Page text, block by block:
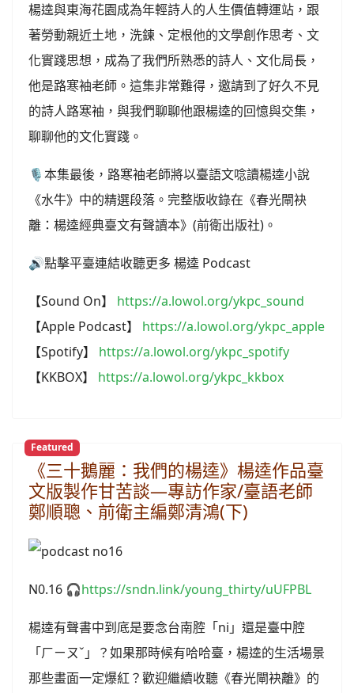
楊逵與東海花園成為年輕詩人的人生價值轉運站，跟
著勞動親近土地，洗鍊、定根他的文學創作思考、文
化實踐思想，成為了我們所熟悉的詩人、文化局長，
他是路寒袖老師。這集非常難得，邀請到了好久不見
的詩人路寒袖，與我們聊聊他跟楊逵的回憶與交集，
聊聊他的文化實踐。
🎙️本集最後，路寒袖老師將以臺語文唸讀楊逵小說
《水牛》中的精選段落。完整版收錄在《春光閘袂
離：楊逵經典臺文有聲讀本》(前衛出版社)。
🔊點擊平臺連結收聽更多 楊逵 Podcast
【Sound On】 https://a.lowol.org/ykpc_sound
【Apple Podcast】 https://a.lowol.org/ykpc_apple
【Spotify】 https://a.lowol.org/ykpc_spotify
【KKBOX】 https://a.lowol.org/ykpc_kkbox
Featured
《三十鵝麗：我們的楊逵》楊逵作品臺
文版製作甘苦談—專訪作家/臺語老師
鄭順聰、前衛主編鄭清鴻(下)
N0.16 🎧https://sndn.link/young_thirty/uUFPBL
楊逵有聲書中到底是要念台南腔「ni」還是臺中腔
「ㄏㄧㄡˇ」？如果那時候有哈哈臺，楊逵的生活場景
那些畫面一定爆紅？歡迎繼續收聽《春光閘袂離》的